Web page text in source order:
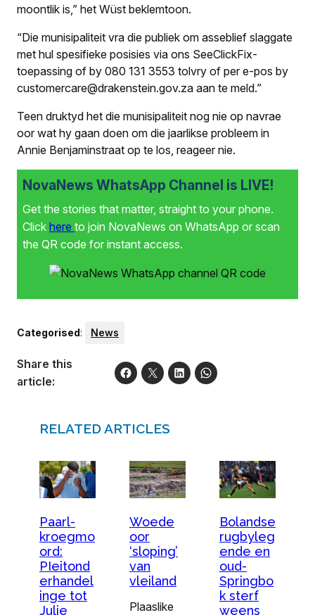
moontlik is,” het Wüst beklemtoon.
“Die munisipaliteit vra die publiek om asseblief slaggate
met hul spesifieke posisies via ons SeeClickFix-
toepassing of by 080 131 3553 tolvry of per e-pos by
customercare@drakenstein.gov.za aan te meld.”
Teen druktyd het die munisipaliteit nog nie op navrae
oor wat hy gaan doen om die jaarlikse probleem in
Annie Benjaminstraat op te los, reageer nie.
NovaNews WhatsApp Channel is LIVE!
Get the stories that matter, straight to your phone.
Click here to join NovaNews on WhatsApp or scan
the QR code for instant access.
Categorised: News
Share this
article:
RELATED ARTICLES
Paarl-
kroegmo
ord:
PIeitond
erhandel
inge tot
Julie
Woede
oor
‘sloping’
van
vleiland
Plaaslike
Bolandse
rugbyleg
ende en
oud-
Springbo
k sterf
weens